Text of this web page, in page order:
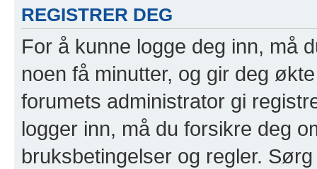
REGISTRER DEG
For å kunne logge deg inn, må
noen få minutter, og gir deg
forumets administrator gi
logger inn, må du forsikre deg
bruksbetingelser og regler.